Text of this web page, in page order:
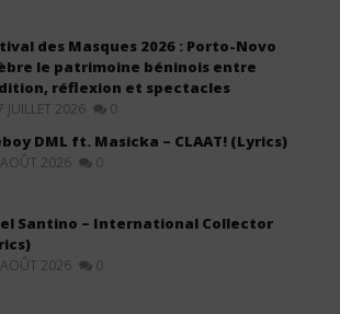
des Masques 2026 : Porto-Novo
le patrimoine béninois entre
réflexion et spectacles
JUILLET 2026 0
DML ft. Masicka – CLAAT! (Lyrics)
2026 0
Santino – International Collector
2026 0